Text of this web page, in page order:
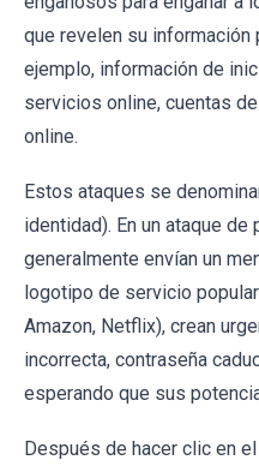
que revelen su información
ejemplo, información de
servicios online, cuentas
online.
Estos ataques se
identidad). En un ataque
generalmente envían un
logotipo de servicio
Amazon, Netflix), crean
incorrecta, contraseña
esperando que sus
Después de hacer clic en